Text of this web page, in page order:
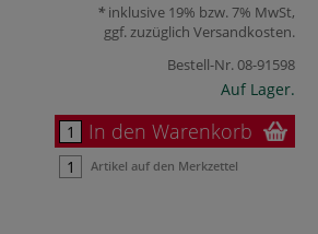
inklusive 19% bzw. 7% MwSt,
ggf. zuzüglich Versandkosten.
Bestell-Nr.08-91598
Auf Lager.
In den Warenkorb
Artikel auf den Merkzettel